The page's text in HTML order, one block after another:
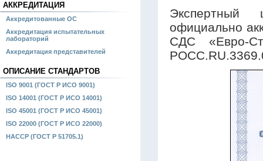
АККРЕДИТАЦИЯ
Аккредитованные ОС
Аккредитация испытательных
лабораторий
Аккредитация представителей
ОПИСАНИЕ СТАНДАРТОВ
ISO 9001 (ГОСТ Р ИСО 9001)
ISO 14001 (ГОСТ Р ИСО 14001)
ISO 45001 (ГОСТ Р ИСО 45001)
ISO 22000 (ГОСТ Р ИСО 22000)
HACCP (ГОСТ Р 51705.1)
Экспертный
официально
СДС «Евро-